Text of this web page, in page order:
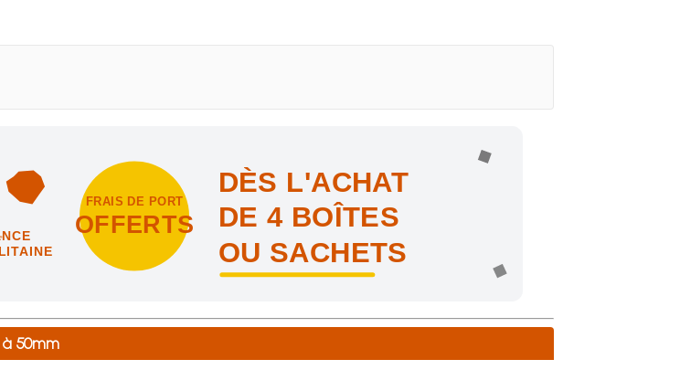
FRAIS DE PORT
OFFERTS
DÈS L'ACHAT
DE 4 BOÎTES
OU SACHETS
les frais de port en France métropolitaine !
à 50mm